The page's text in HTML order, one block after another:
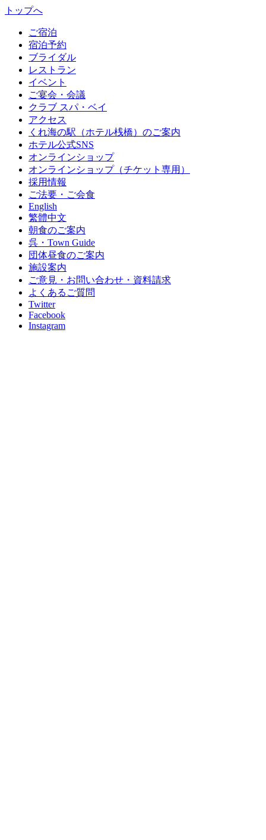
トップへ
ご宿泊
宿泊予約
ブライダル
レストラン
イベント
ご宴会・会議
クラブ スパ・ベイ
アクセス
くれ海の駅（ホテル桟橋）のご案内
ホテル公式SNS
オンラインショップ
オンラインショップ（チケット専用）
採用情報
ご法要・ご会食
English
繁體中文
朝食のご案内
呉・Town Guide
団体昼食のご案内
施設案内
ご意見・お問い合わせ・資料請求
よくあるご質問
Twitter
Facebook
Instagram